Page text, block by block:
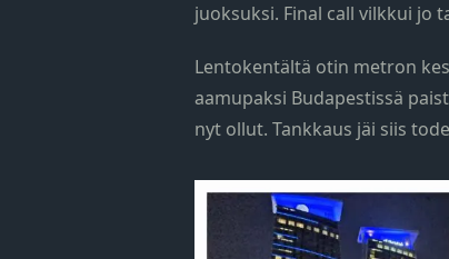
juoksuksi. Final call vilkkui jo
Lentokentältä otin metron
aamupaksi Budapestissä
nyt ollut. Tankkaus jäi siis